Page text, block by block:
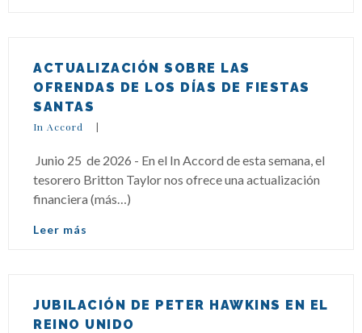
ACTUALIZACIÓN SOBRE LAS
OFRENDAS DE LOS DÍAS DE FIESTAS
SANTAS
In Accord |
Junio 25 de 2026 - En el In Accord de esta semana, el
tesorero Britton Taylor nos ofrece una actualización
financiera (más…)
Leer más
JUBILACIÓN DE PETER HAWKINS EN EL
REINO UNIDO